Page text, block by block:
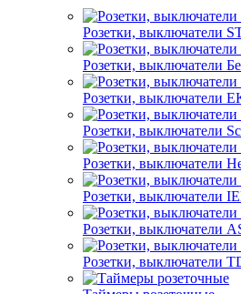
Розетки, выключатели
Розетки, выключатели
Розетки, выключатели
Розетки, выключатели
Розетки, выключатели
Розетки, выключатели
Розетки, выключатели
Розетки, выключатели